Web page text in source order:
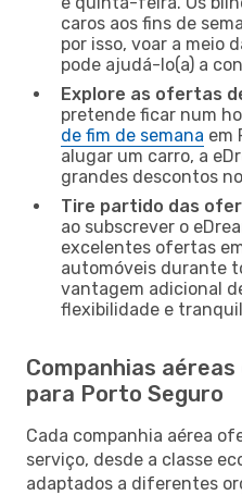
caros aos fins de
por isso, voar a meio
pode ajudá-lo(a) a
Explore as ofertas
pretende ficar num
de fim de semana em
alugar um carro, a
grandes descontos
Tire partido das
ao subscrever o
excelentes ofertas
automóveis durante
vantagem adicional
flexibilidade e
Companhias
para Porto Seguro
Cada companhia aérea
serviço, desde a classe
adaptados a diferentes